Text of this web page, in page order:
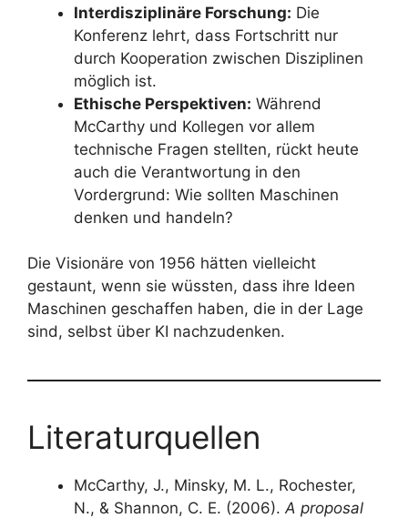
Interdisziplinäre Forschung: Die
Konferenz lehrt, dass Fortschritt nur
durch Kooperation zwischen Disziplinen
möglich ist.
Ethische Perspektiven: Während
McCarthy und Kollegen vor allem
technische Fragen stellten, rückt heute
auch die Verantwortung in den
Vordergrund: Wie sollten Maschinen
denken und handeln?
Die Visionäre von 1956 hätten vielleicht
gestaunt, wenn sie wüssten, dass ihre Ideen
Maschinen geschaffen haben, die in der Lage
sind, selbst über KI nachzudenken.
Literaturquellen
McCarthy, J., Minsky, M. L., Rochester,
N., & Shannon, C. E. (2006).A proposal